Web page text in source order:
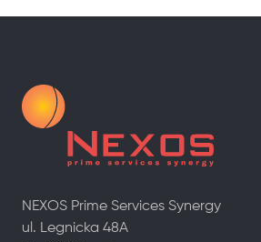
NEXOS Prime Services Synergy
ul. Legnicka 48A